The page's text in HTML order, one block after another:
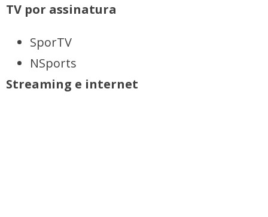
TV por assinatura
SporTV
NSports
Streaming e internet